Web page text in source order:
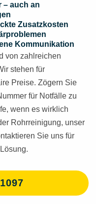
– auch an
Zusatzkosten
Kommunikation
von zahlreichen
stehen für
Preise. Zögern Sie
für Notfälle zu
wenn es wirklich
Rohrreinigung, unser
Sie uns für